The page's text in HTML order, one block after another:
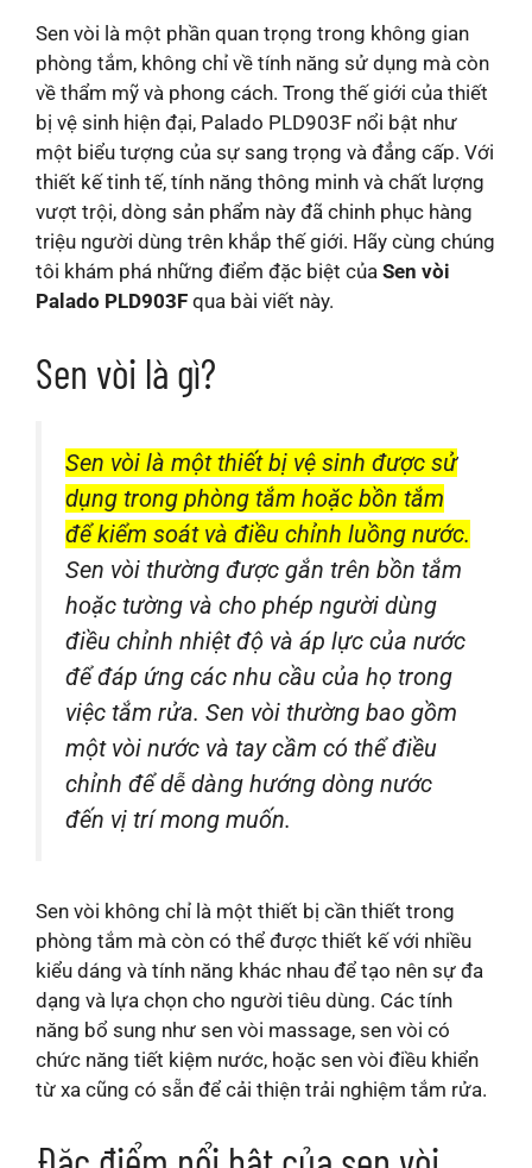
Sen vòi là một phần quan trọng trong không gian
phòng tắm, không chỉ về tính năng sử dụng mà còn
về thẩm mỹ và phong cách. Trong thế giới của thiết
bị vệ sinh hiện đại, Palado PLD903F nổi bật như
một biểu tượng của sự sang trọng và đẳng cấp. Với
thiết kế tinh tế, tính năng thông minh và chất lượng
vượt trội, dòng sản phẩm này đã chinh phục hàng
triệu người dùng trên khắp thế giới. Hãy cùng chúng
tôi khám phá những điểm đặc biệt của Sen vòi
Palado PLD903F qua bài viết này.
Sen vòi là gì?
Sen vòi là một thiết bị vệ sinh được sử
dụng trong phòng tắm hoặc bồn tắm
để kiểm soát và điều chỉnh luồng nước.
Sen vòi thường được gắn trên bồn tắm
hoặc tường và cho phép người dùng
điều chỉnh nhiệt độ và áp lực của nước
để đáp ứng các nhu cầu của họ trong
việc tắm rửa. Sen vòi thường bao gồm
một vòi nước và tay cầm có thể điều
chỉnh để dễ dàng hướng dòng nước
đến vị trí mong muốn.
Sen vòi không chỉ là một thiết bị cần thiết trong
phòng tắm mà còn có thể được thiết kế với nhiều
kiểu dáng và tính năng khác nhau để tạo nên sự đa
dạng và lựa chọn cho người tiêu dùng. Các tính
năng bổ sung như sen vòi massage, sen vòi có
chức năng tiết kiệm nước, hoặc sen vòi điều khiển
từ xa cũng có sẵn để cải thiện trải nghiệm tắm rửa.